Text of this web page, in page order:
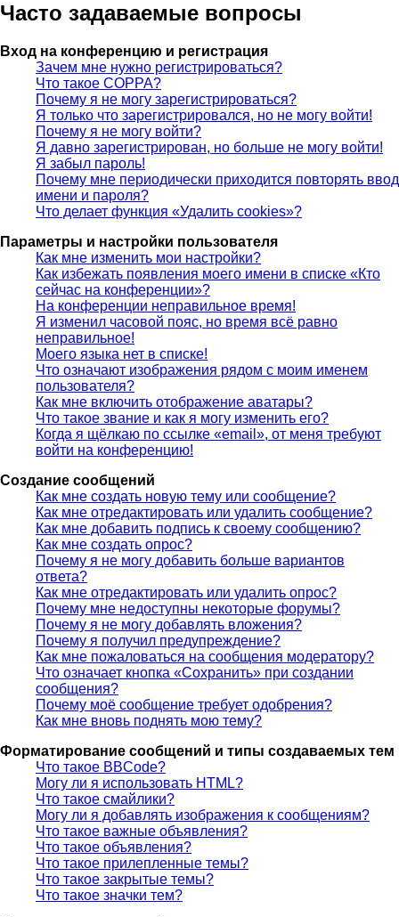
Часто задаваемые вопросы
Вход на конференцию и регистрация
Зачем мне нужно регистрироваться?
Что такое COPPA?
Почему я не могу зарегистрироваться?
Я только что зарегистрировался, но не могу войти!
Почему я не могу войти?
Я давно зарегистрирован, но больше не могу войти!
Я забыл пароль!
Почему мне периодически приходится повторять ввод
имени и пароля?
Что делает функция «Удалить cookies»?
Параметры и настройки пользователя
Как мне изменить мои настройки?
Как избежать появления моего имени в списке «Кто
сейчас на конференции»?
На конференции неправильное время!
Я изменил часовой пояс, но время всё равно
неправильное!
Моего языка нет в списке!
Что означают изображения рядом с моим именем
пользователя?
Как мне включить отображение аватары?
Что такое звание и как я могу изменить его?
Когда я щёлкаю по ссылке «email», от меня требуют
войти на конференцию!
Создание сообщений
Как мне создать новую тему или сообщение?
Как мне отредактировать или удалить сообщение?
Как мне добавить подпись к своему сообщению?
Как мне создать опрос?
Почему я не могу добавить больше вариантов
ответа?
Как мне отредактировать или удалить опрос?
Почему мне недоступны некоторые форумы?
Почему я не могу добавлять вложения?
Почему я получил предупреждение?
Как мне пожаловаться на сообщения модератору?
Что означает кнопка «Сохранить» при создании
сообщения?
Почему моё сообщение требует одобрения?
Как мне вновь поднять мою тему?
Форматирование сообщений и типы создаваемых тем
Что такое BBCode?
Могу ли я использовать HTML?
Что такое смайлики?
Могу ли я добавлять изображения к сообщениям?
Что такое важные объявления?
Что такое объявления?
Что такое прилепленные темы?
Что такое закрытые темы?
Что такое значки тем?